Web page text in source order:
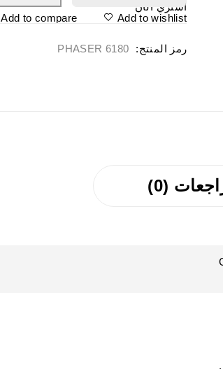
اشتري الآن
Add to wishlist
Add to compare
رمز المنتج: PHASER 6180
(0)